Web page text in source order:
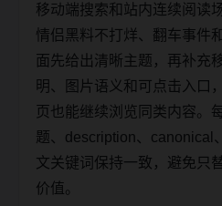
移动端搜索和站内连续阅读
情侣黑料不打烊、翻车事件
面先给出清晰主题，再补充
明、图片语义和可点击入口
页也能继续浏览同类内容。
题、description、canonical
文关键词保持一致，避免只
价值。